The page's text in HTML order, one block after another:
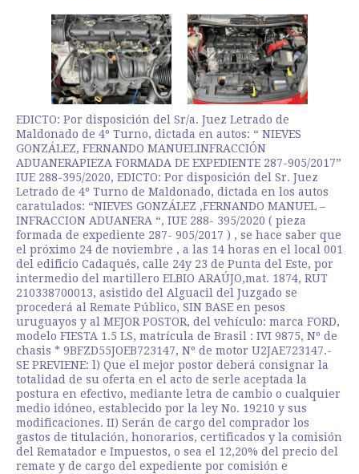
EDICTO: Por disposición del Sr/a. Juez Letrado de
Maldonado de 4º Turno, dictada en autos: “ NIEVES
GONZÁLEZ, FERNANDO MANUELINFRACCIÓN
ADUANERAPIEZA FORMADA DE EXPEDIENTE 287-905/2017”
IUE 288-395/2020, EDICTO: Por disposición del Sr. Juez
Letrado de 4º Turno de Maldonado, dictada en los autos
caratulados: “NIEVES GONZÁLEZ ,FERNANDO MANUEL –
INFRACCION ADUANERA “, IUE 288- 395/2020 ( pieza
formada de expediente 287- 905/2017 ) , se hace saber que
el próximo 24 de noviembre , a las 14 horas en el local 001
del edificio Cadaqués, calle 24y 23 de Punta del Este, por
intermedio del martillero ELBIO ARAÚJO,mat. 1874, RUT
210338700013, asistido del Alguacil del Juzgado se
procederá al Remate Público, SIN BASE en pesos
uruguayos y al MEJOR POSTOR, del vehículo: marca FORD,
modelo FIESTA 1.5 LS, matrícula de Brasil : IVI 9875, Nº de
chasis * 9BFZD55JOEB723147, Nº de motor U2JAE723147.-
SE PREVIENE: l) Que el mejor postor deberá consignar la
totalidad de su oferta en el acto de serle aceptada la
postura en efectivo, mediante letra de cambio o cualquier
medio idóneo, establecido por la ley No. 19210 y sus
modificaciones. II) Serán de cargo del comprador los
gastos de titulación, honorarios, certificados y la comisión
del Rematador e Impuestos, o sea el 12,20% del precio del
remate y de cargo del expediente por comisión e